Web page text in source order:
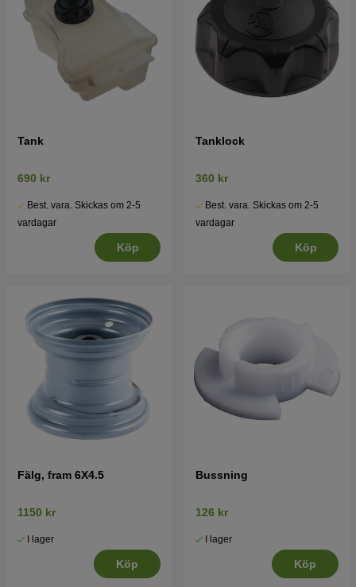
Tank
690 kr
Best. vara. Skickas om 2-5
vardagar
Köp
Tanklock
360 kr
Best. vara. Skickas om 2-5
vardagar
Köp
Fälg, fram 6X4.5
1150 kr
I lager
Köp
Bussning
126 kr
I lager
Köp